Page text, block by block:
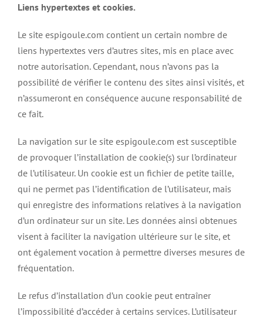
Liens hypertextes et cookies.
Le site espigoule.com contient un certain nombre de
liens hypertextes vers d’autres sites, mis en place avec
notre autorisation. Cependant, nous n’avons pas la
possibilité de vérifier le contenu des sites ainsi visités, et
n’assumeront en conséquence aucune responsabilité de
ce fait.
La navigation sur le site espigoule.com est susceptible
de provoquer l’installation de cookie(s) sur l’ordinateur
de l’utilisateur. Un cookie est un fichier de petite taille,
qui ne permet pas l’identification de l’utilisateur, mais
qui enregistre des informations relatives à la navigation
d’un ordinateur sur un site. Les données ainsi obtenues
visent à faciliter la navigation ultérieure sur le site, et
ont également vocation à permettre diverses mesures de
fréquentation.
Le refus d’installation d’un cookie peut entraîner
l’impossibilité d’accéder à certains services. L’utilisateur